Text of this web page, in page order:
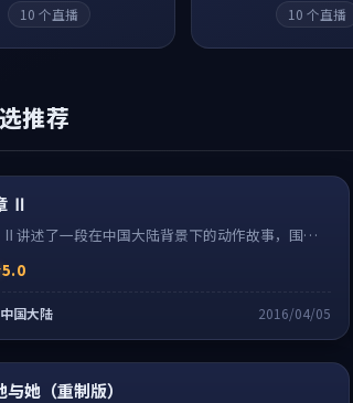
10 个直播 10 个直播
推荐
0:20
Ⅱ
讲述了一段在中国大陆背景下的动作故事，围绕
绪克制。
5.0
中国大陆 2016/04/05
24:41
她（重制版）